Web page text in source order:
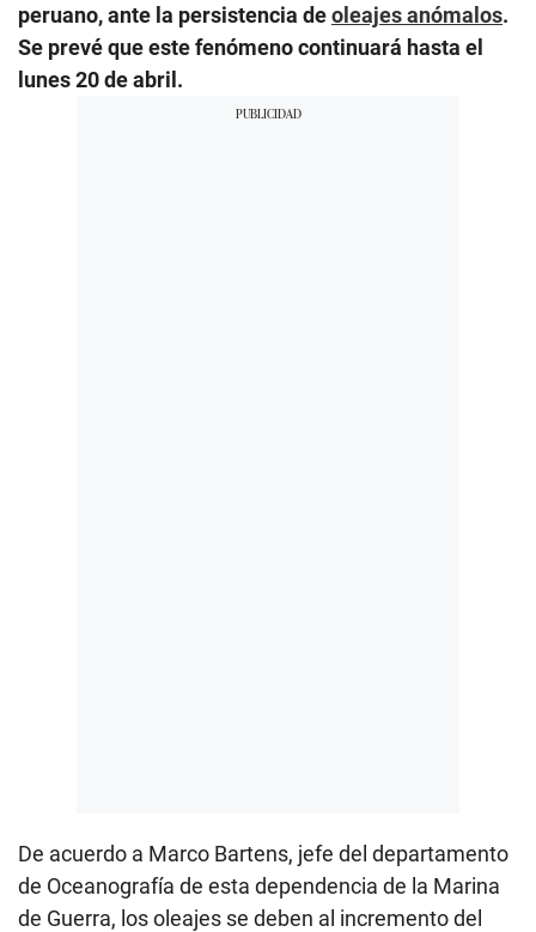
peruano, ante la persistencia deoleajes anómalos.
Se prevé que este fenómeno continuará hasta el
lunes 20 de abril.
De acuerdo a Marco Bartens, jefe del departamento
de Oceanografía de esta dependencia de la Marina
de Guerra, los oleajes se deben al incremento del